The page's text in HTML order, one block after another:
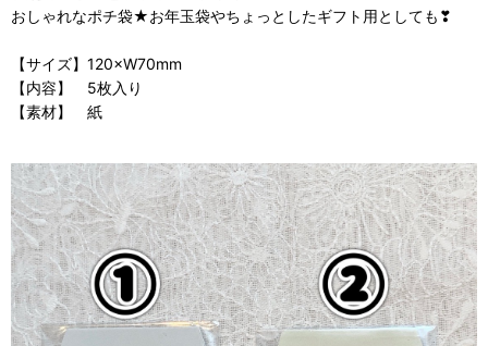
おしゃれなポチ袋★お年玉袋やちょっとしたギフト用としても❣
【サイズ】120×W70mm
【内容】 5枚入り
【素材】 紙